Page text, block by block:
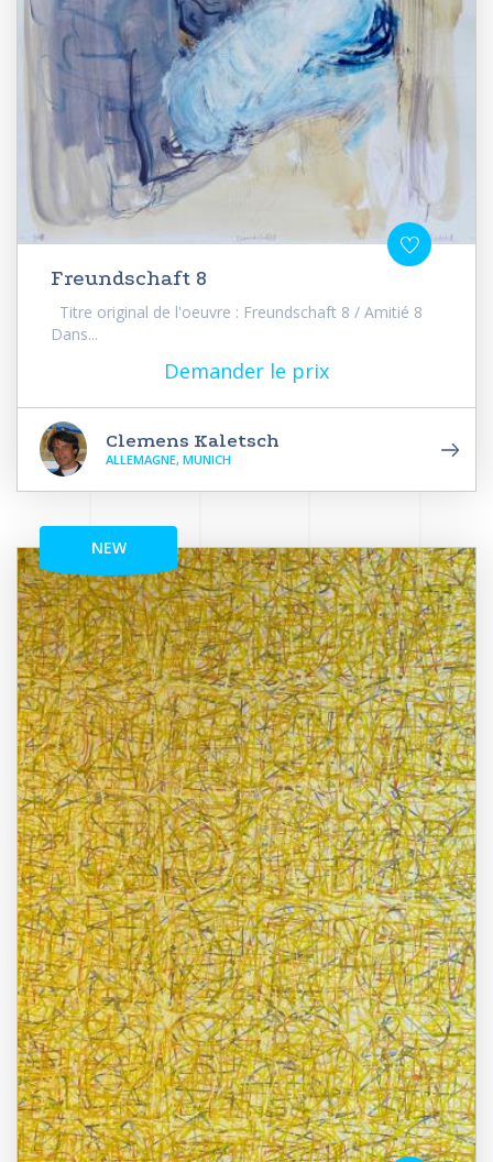
Freundschaft 8
Titre original de l'oeuvre : Freundschaft 8 / Amitié 8
Dans...
Demander le prix
Clemens Kaletsch
ALLEMAGNE, MUNICH
NEW